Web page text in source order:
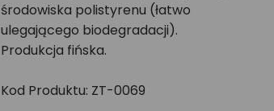
środowiska polistyrenu (łatwo
ulegającego biodegradacji).
Produkcja fińska.
Kod Produktu: ZT-0069